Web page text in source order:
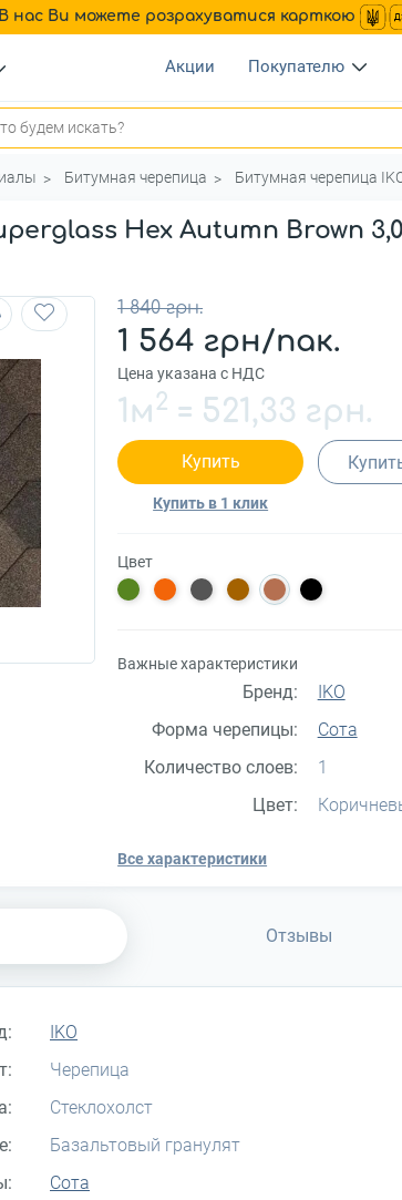
В нас Ви можете розрахуватися карткою
Акции Покупателю
Битумная черепица Битумная черепица
Hex Autumn Brown
1 840 грн.
1 564 грн/пак.
Цена указана с НДС
1м 2 = 521,33 грн.
Купить
Купить в 1 клик
Цвет
Важные характеристики
Бренд:
IKO
Форма черепицы:
Сота
Количество слоев:
1
Цвет:
Все характеристики
Отзывы
IKO
Черепица
Стеклохолст
Базальтовый гранулят
Сота